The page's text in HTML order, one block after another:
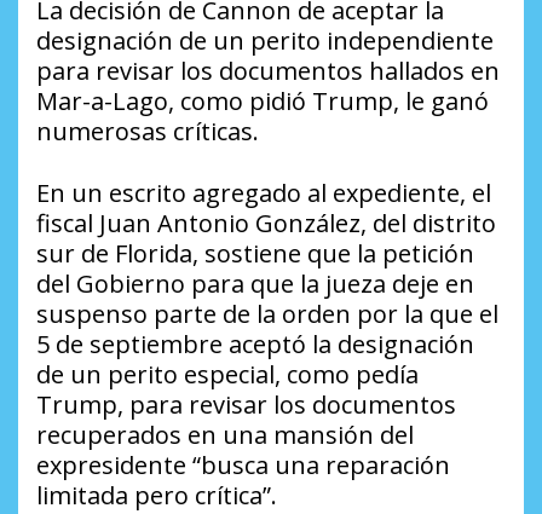
La decisión de Cannon de aceptar la
designación de un perito independiente
para revisar los documentos hallados en
Mar-a-Lago, como pidió Trump, le ganó
numerosas críticas.
En un escrito agregado al expediente, el
fiscal Juan Antonio González, del distrito
sur de Florida, sostiene que la petición
del Gobierno para que la jueza deje en
suspenso parte de la orden por la que el
5 de septiembre aceptó la designación
de un perito especial, como pedía
Trump, para revisar los documentos
recuperados en una mansión del
expresidente “busca una reparación
limitada pero crítica”.